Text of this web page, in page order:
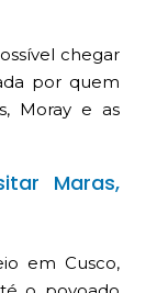
chegar
por quem
Moray e as
Maras,
em Cusco,